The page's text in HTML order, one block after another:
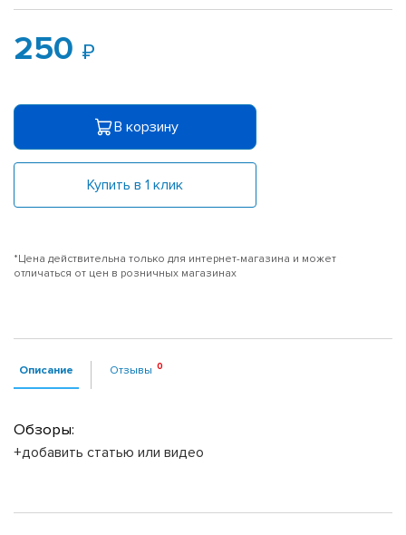
250
В корзину
Купить в 1 клик
*Цена действительна только для интернет-магазина и может
отличаться от цен в розничных магазинах
Описание Отзывы
Обзоры:
+добавить статью или видео